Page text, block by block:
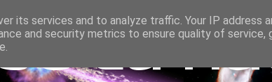
là
its services and to analyze traffic. Your IP address
and security metrics to ensure quality of service,